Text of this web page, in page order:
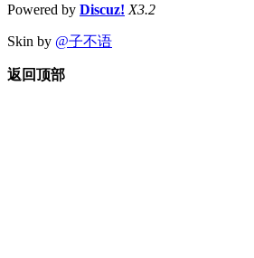
Powered by Discuz! X3.2
Skin by @子不语
返回顶部